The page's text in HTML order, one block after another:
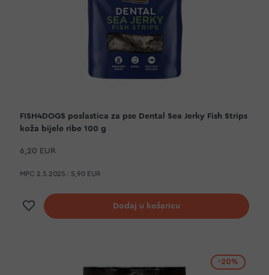
FISH4DOGS poslastica za pse Dental Sea Jerky Fish Strips
koža bijele ribe 100 g
6,20 EUR
MPC 2.5.2025.: 5,90 EUR
Dodaj na listu želja
Dodaj u košaricu
-20%